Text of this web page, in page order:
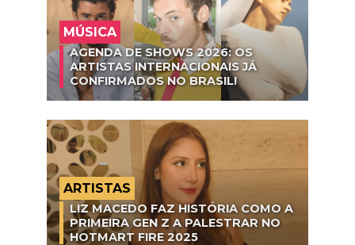
MÚSICA
AGENDA DE SHOWS 2026: OS
ARTISTAS INTERNACIONAIS JÁ
CONFIRMADOS NO BRASIL!
ARTISTAS
LIZ MACEDO FAZ HISTÓRIA COMO A
PRIMEIRA GEN Z A PALESTRAR NO
HOTMART FIRE 2025